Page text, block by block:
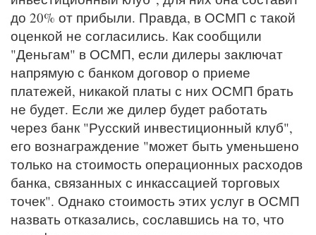
до 20% от прибыли. Правда, в ОСМП с такой
оценкой не согласились. Как сообщили
"Деньгам" в ОСМП, если дилеры заключат
напрямую с банком договор о приеме
платежей, никакой платы с них ОСМП брать
не будет. Если же дилер будет работать
через банк "Русский инвестиционный клуб",
его вознаграждение "может быть уменьшено
только на стоимость операционных расходов
банка, связанных с инкассацией торговых
точек". Однако стоимость этих услуг в ОСМП
назвать отказались, сославшись на то, что